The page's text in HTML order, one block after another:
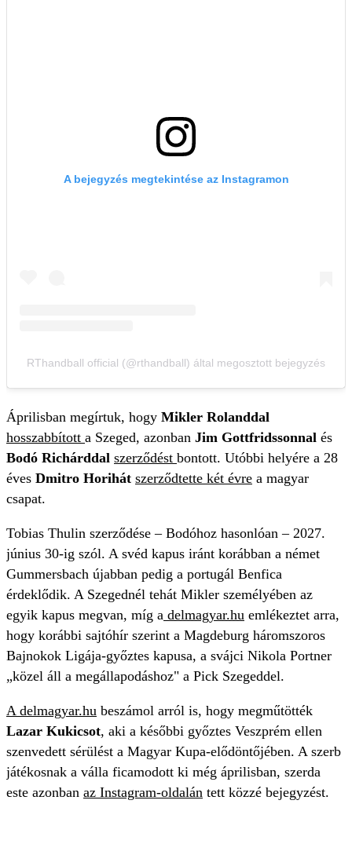
A bejegyzés megtekintése az Instagramon
RThandball official (@rthandball) által megosztott bejegyzés
Áprilisban megírtuk, hogy Mikler Rolanddal
hosszabbított a Szeged, azonban Jim Gottfridssonnal és
Bodó Richárddal szerződést bontott. Utóbbi helyére a 28
éves Dmitro Horihát szerződtette két évre a magyar
csapat.
Tobias Thulin szerződése – Bodóhoz hasonlóan – 2027.
június 30-ig szól. A svéd kapus iránt korábban a német
Gummersbach újabban pedig a portugál Benfica
érdeklődik. A Szegednél tehát Mikler személyében az
egyik kapus megvan, míg a delmagyar.hu emlékeztet arra,
hogy korábbi sajtóhír szerint a Magdeburg háromszoros
Bajnokok Ligája-győztes kapusa, a svájci Nikola Portner
„közel áll a megállapodáshoz" a Pick Szegeddel.
A delmagyar.hu beszámol arról is, hogy megműtötték
Lazar Kukicsot, aki a későbbi győztes Veszprém ellen
szenvedett sérülést a Magyar Kupa-elődöntőjében. A szerb
játékosnak a válla ficamodott ki még áprilisban, szerda
este azonban az Instagram-oldalán tett közzé bejegyzést.